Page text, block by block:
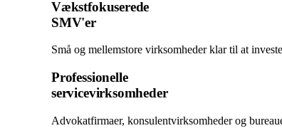
Vækstfokuserede
SMV'er
Små og mellemstore virksomheder klar til at
Professionelle
servicevirksomheder
Advokatfirmaer, konsulentvirksomheder og